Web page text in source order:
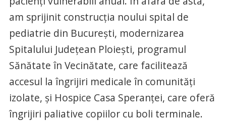
am sprijinit construcția noului spital de
pediatrie din București, modernizarea
Spitalului Județean Ploiești, programul
Sănătate în Vecinătate, care facilitează
accesul la îngrijiri medicale în comunități
izolate, și Hospice Casa Speranței, care oferă
îngrijiri paliative copiilor cu boli terminale.